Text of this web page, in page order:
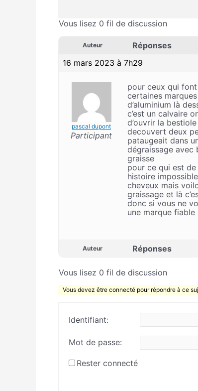
Vous lisez 0 fil de discussion
Auteur
Réponses
16 mars 2023 à 7h29
pascal dupont
Participant
pour ceux qui
certaines
d’aluminium là
c’est un calvaire
d’ouvrir la
decouvert deux
pataugeait dans
dégraissage avec
graisse
pour ce qui est de
histoire
cheveux mais
graissage et là
donc si vous ne
une marque fiable
Auteur Réponses
Vous lisez 0 fil de discussion
Vous devez être connecté pour répondre à ce
Identifiant:
Mot de passe:
Rester connecté